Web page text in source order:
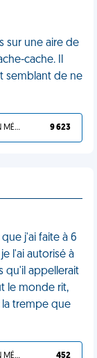
sur une aire de
cache. Il
semblant de ne
TU L'AS BIEN MÉRITÉ 9 623
j'ai faite à 6
l'ai autorisé à
qu'il appellerait
le monde rit,
la trempe que
TU L'AS BIEN MÉRITÉ 452